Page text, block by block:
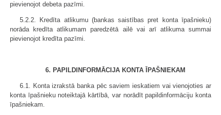
pievienojot debeta pazīmi.
5.2.2. Kredīta atlikumu (bankas saistības pret konta īpašnieku)
norāda kredīta atlikumam paredzētā ailē vai arī atlikuma summai
pievienojot kredīta pazīmi.
6. PAPILDINFORMĀCIJA KONTA ĪPAŠNIEKAM
6.1. Konta izrakstā banka pēc saviem ieskatiem vai vienojoties ar
konta īpašnieku noteiktajā kārtībā, var norādīt papildinformāciju konta
īpašniekam.